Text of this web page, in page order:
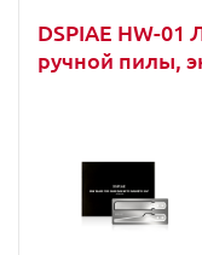
DSPIAE HW-
ручной пилы,